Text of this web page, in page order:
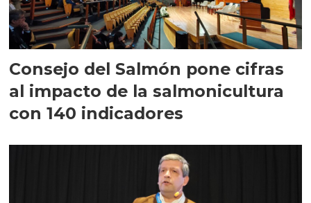
Consejo del Salmón pone cifras
al impacto de la salmonicultura
con 140 indicadores